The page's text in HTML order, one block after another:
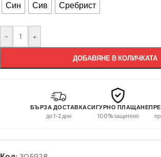
Син
Сив Сребрист
- +
ДОБАВЯНЕ В КОЛИЧКАТА
БЪРЗА ДОСТАВКА
до 1-2 дни
СИГУРНО ПЛАЩАНЕ
100% защитено